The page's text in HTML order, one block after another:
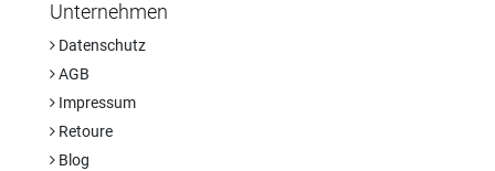
Unternehmen
Datenschutz
AGB
Impressum
Retoure
Blog